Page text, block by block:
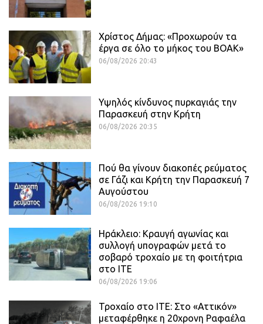
Χρίστος Δήμας: «Προχωρούν τα
έργα σε όλο το μήκος του ΒΟΑΚ»
06/08/2026 20:43
Υψηλός κίνδυνος πυρκαγιάς την
Παρασκευή στην Κρήτη
06/08/2026 20:35
Πού θα γίνουν διακοπές ρεύματος
σε Γάζι και Κρήτη την Παρασκευή 7
Αυγούστου
06/08/2026 19:10
Ηράκλειο: Κραυγή αγωνίας και
συλλογή υπογραφών μετά το
σοβαρό τροχαίο με τη φοιτήτρια
στο ΙΤΕ
06/08/2026 19:06
Τροχαίο στο ΙΤΕ: Στο «Αττικόν»
μεταφέρθηκε η 20χρονη Ραφαέλα